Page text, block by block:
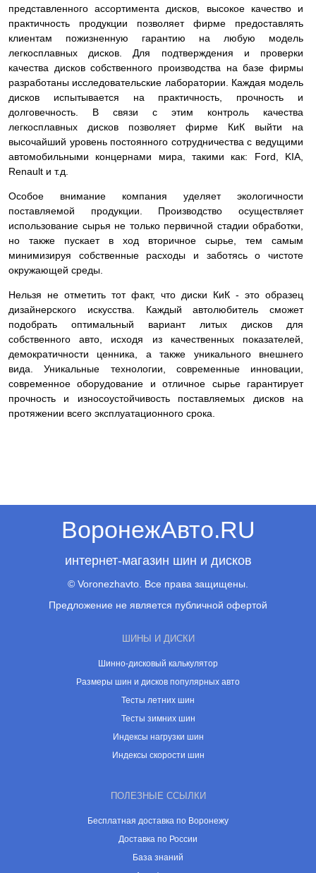
представленного ассортимента дисков, высокое качество и
практичность продукции позволяет фирме предоставлять
клиентам пожизненную гарантию на любую модель
легкосплавных дисков. Для подтверждения и проверки
качества дисков собственного производства на базе фирмы
разработаны исследовательские лаборатории. Каждая модель
дисков испытывается на практичность, прочность и
долговечность. В связи с этим контроль качества
легкосплавных дисков позволяет фирме КиК выйти на
высочайший уровень постоянного сотрудничества с ведущими
автомобильными концернами мира, такими как: Ford, KIA,
Renault и т.д.
Особое внимание компания уделяет экологичности
поставляемой продукции. Производство осуществляет
использование сырья не только первичной стадии обработки,
но также пускает в ход вторичное сырье, тем самым
минимизируя собственные расходы и заботясь о чистоте
окружающей среды.
Нельзя не отметить тот факт, что диски КиК - это образец
дизайнерского искусства. Каждый автолюбитель сможет
подобрать оптимальный вариант литых дисков для
собственного авто, исходя из качественных показателей,
демократичности ценника, а также уникального внешнего
вида. Уникальные технологии, современные инновации,
современное оборудование и отличное сырье гарантирует
прочность и износоустойчивость поставляемых дисков на
протяжении всего эксплуатационного срока.
ВоронежАвто.RU
интернет-магазин шин и дисков
© Voronezhavto. Все права защищены.
Предложение не является публичной офертой
ШИНЫ И ДИСКИ
Шинно-дисковый калькулятор
Размеры шин и дисков популярных авто
Тесты летних шин
Тесты зимних шин
Индексы нагрузки шин
Индексы скорости шин
ПОЛЕЗНЫЕ ССЫЛКИ
Бесплатная доставка по Воронежу
Доставка по России
База знаний